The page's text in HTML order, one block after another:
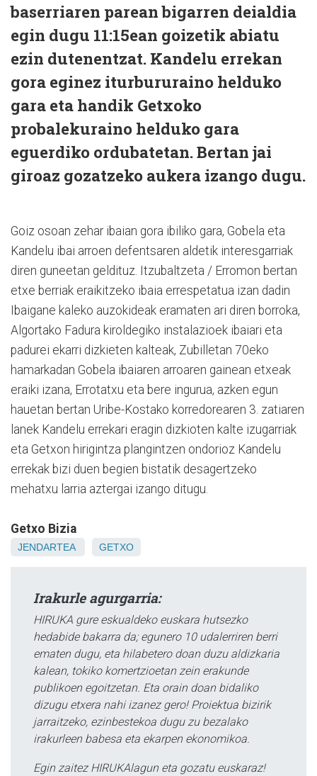
baserriaren parean bigarren deialdia
egin dugu 11:15ean goizetik abiatu
ezin dutenentzat. Kandelu errekan
gora eginez iturbururaino helduko
gara eta handik Getxoko
probalekuraino helduko gara
eguerdiko ordubatetan. Bertan jai
giroaz gozatzeko aukera izango dugu.
Goiz osoan zehar ibaian gora ibiliko gara, Gobela eta
Kandelu ibai arroen defentsaren aldetik interesgarriak
diren guneetan geldituz. Itzubaltzeta / Erromon bertan
etxe berriak eraikitzeko ibaia errespetatua izan dadin
Ibaigane kaleko auzokideak eramaten ari diren borroka,
Algortako Fadura kiroldegiko instalazioek ibaiari eta
padurei ekarri dizkieten kalteak, Zubilletan 70eko
hamarkadan Gobela ibaiaren arroaren gainean etxeak
eraiki izana, Errotatxu eta bere ingurua, azken egun
hauetan bertan Uribe-Kostako korredorearen 3. zatiaren
lanek Kandelu errekari eragin dizkioten kalte izugarriak
eta Getxon hirigintza plangintzen ondorioz Kandelu
errekak bizi duen begien bistatik desagertzeko
mehatxu larria aztergai izango ditugu.
Getxo Bizia
JENDARTEA GETXO
Irakurle agurgarria:
HIRUKA gure eskualdeko euskara hutsezko
hedabide bakarra da; egunero 10 udalerriren berri
ematen dugu, eta hilabetero doan duzu aldizkaria
kalean, tokiko komertzioetan zein erakunde
publikoen egoitzetan. Eta orain doan bidaliko
dizugu etxera nahi izanez gero! Proiektua bizirik
jarraitzeko, ezinbestekoa dugu zu bezalako
irakurleen babesa eta ekarpen ekonomikoa.
Egin zaitez HIRUKAlagun eta gozatu euskaraz!